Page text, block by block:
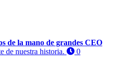
de la mano de grandes CEO
de nuestra historia.
0